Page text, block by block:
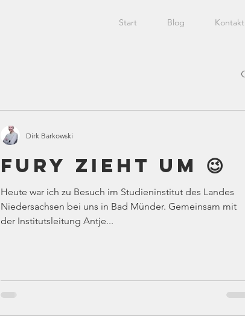
Start Blog Kontakt
Fury zieht um 😉
Heute war ich zu Besuch im Studieninstitut des Landes
Niedersachsen bei uns in Bad Münder. Gemeinsam mit
der Institutsleitung Antje...
Dirk Barkowski